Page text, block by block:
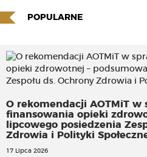
POPULARNE
O rekomendacji AOTMiT w
finansowania opieki
lipcowego posiedzenia
Zdrowia i Polityki
17 Lipca 2026